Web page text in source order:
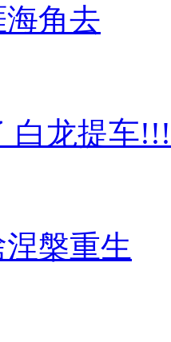
角去
白龙提车
槃重生